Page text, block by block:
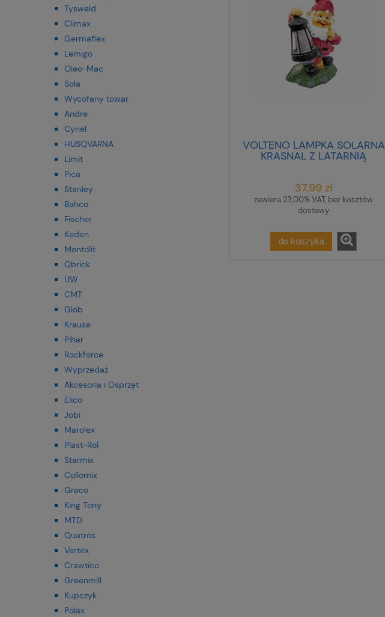
Tysweld
Climax
Germaflex
Lemigo
Oleo-Mac
Sola
Wycofany towar
Andre
Cynel
HUSQVARNA
Limit
Pica
Stanley
Bahco
Fischer
Keden
Montolit
Qbrick
UW
CMT
Glob
Krause
Piher
Rockforce
Wyprzedaż
Akcesoria i Osprzęt
Elico
Jobi
Marolex
Plast-Rol
Starmix
Collomix
Graco
King Tony
MTD
Quatros
Vertex
Crawtico
Greenmill
Kupczyk
Polax
VOLTENO LAMPKA SOLARNA
KRASNAL Z LATARNIĄ
37,99 zł
zawiera 23,00% VAT, bez kosztów
dostawy
do koszyka